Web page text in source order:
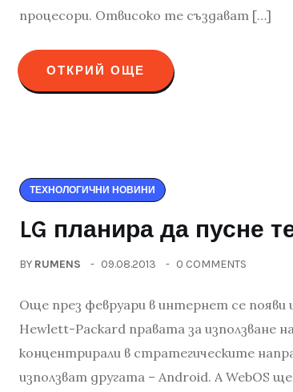
процесори. Отвисоко те създават […]
ОТКРИЙ ОЩЕ
ТЕХНОЛОГИЧНИ НОВИНИ
LG планира да пусне
BY RUMENS 09.08.2013 0 COMMENTS
Още през февруари в интернет се
Hewlett-Packard правата за използване
концентрирали в стратегическите
използват другата – Android. A WebOS